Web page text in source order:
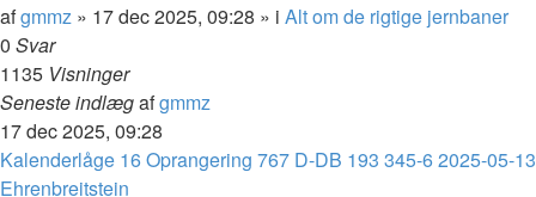
afgmmz » 17 dec 2025, 09:28 » i Alt om de rigtige jernbaner
0 Svar
1135 Visninger
Seneste indlægafgmmz
17 dec 2025, 09:28
Kalenderlåge 16 Oprangering 767 D-DB 193 345-6 2025-05-13
Ehrenbreitstein